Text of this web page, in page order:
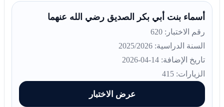
أسماء بنت أبي بكر الصديق رضي الله عنهما
رقم الاختبار: 620
السنة الدراسية: 2025/2026
تاريخ الإضافة: 14-04-2026
الزيارات: 415
عرض الاختبار